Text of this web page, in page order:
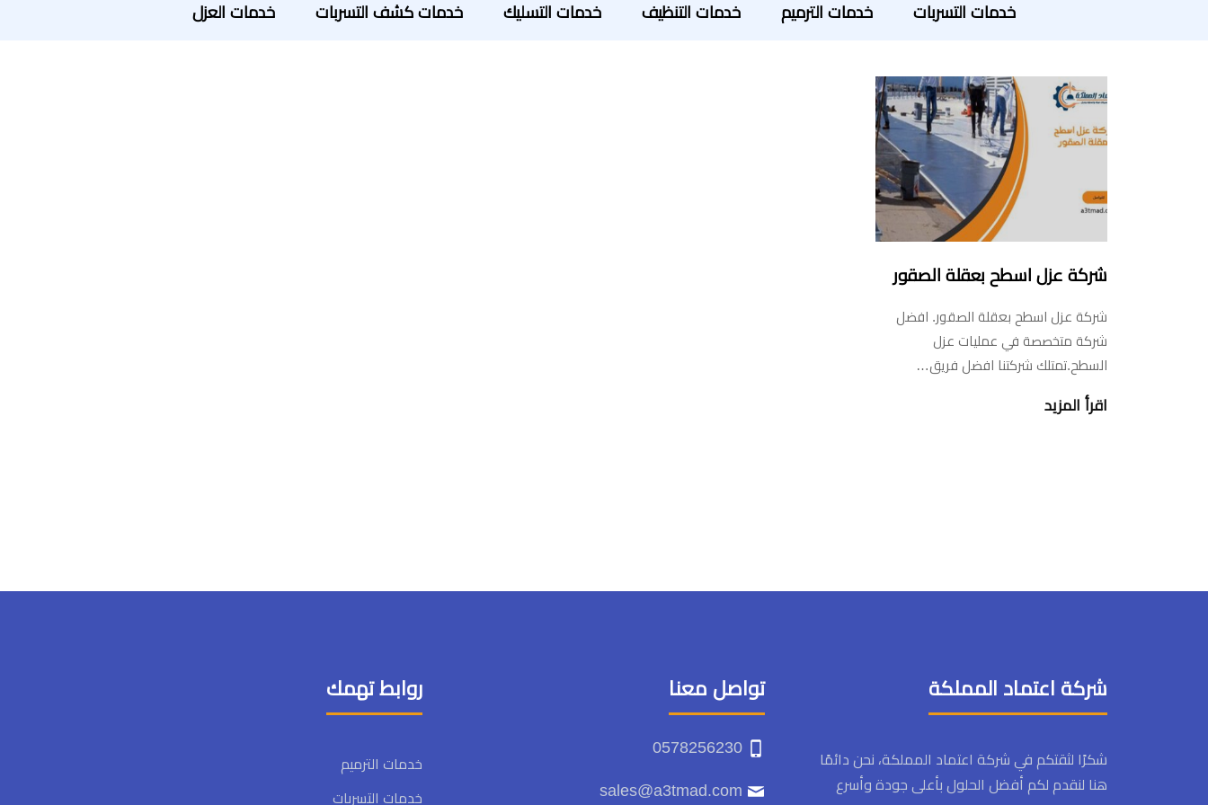
خدمات التسربات خدمات الترميم خدمات التنظيف خدمات التسليك خدمات كشف التسربات خدمات العزل
شركة عزل اسطح بعقلة الصقور
شركة عزل اسطح بعقلة الصقور. افضل
شركة متخصصة في عمليات عزل
السطح.تمتلك شركتنا افضل فريق…
اقرأ المزيد
شركة اعتماد المملكة
شكرًا لثقتكم في شركة اعتماد المملكة، نحن دائمًا
هنا لنقدم لكم أفضل الحلول بأعلى جودة وأسرع
تواصل معنا روابط تهمك
خدمات الترميم
خدمات التسربات